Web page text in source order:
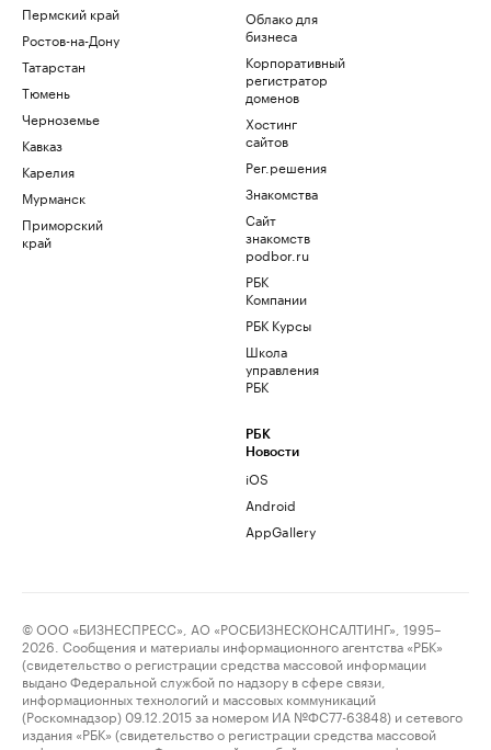
Пермский край
Ростов-на-Дону
Татарстан
Тюмень
Черноземье
Кавказ
Карелия
Мурманск
Приморский
край
Облако для
бизнеса
Корпоративный
регистратор
доменов
Хостинг
сайтов
Рег.решения
Знакомства
Сайт
знакомств
podbor.ru
РБК
Компании
РБК Курсы
Школа
управления
РБК
РБК
Новости
iOS
Android
AppGallery
© ООО «БИЗНЕСПРЕСС», АО «РОСБИЗНЕСКОНСАЛТИНГ», 1995–
2026. Сообщения и материалы информационного агентства «РБК»
(свидетельство о регистрации средства массовой информации
выдано Федеральной службой по надзору в сфере связи,
информационных технологий и массовых коммуникаций
(Роскомнадзор) 09.12.2015 за номером ИА №ФС77-63848) и сетевого
издания «РБК» (свидетельство о регистрации средства массовой